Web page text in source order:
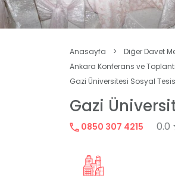
Anasayfa > Diğer Davet
Ankara Konferans ve
Gazi Üniversitesi Sosyal
Gazi
0850 307 4215 0.0